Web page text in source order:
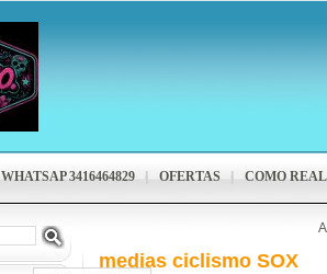
WHATSAP 3416464829 OFERTAS COMO
medias ciclismo SOX